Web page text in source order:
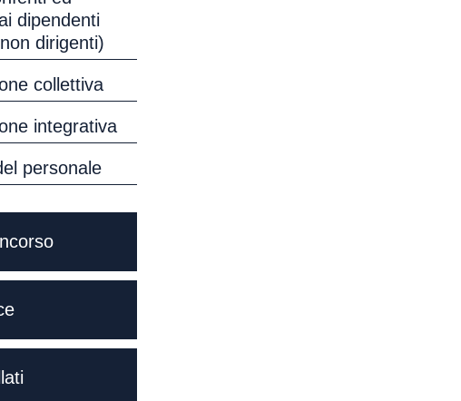
dipendenti
dirigenti)
collettiva
integrativa
personale